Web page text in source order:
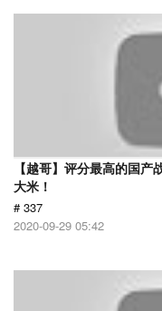
【越哥】评分最高的国
大米！
# 337
2020-09-29 05:42